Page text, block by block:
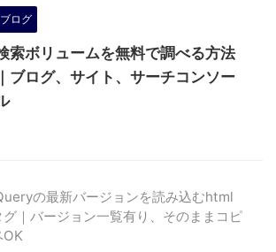
ブログ
索ボリュームを無料で調べる方法
｜ブログ、サイト、サーチコンソー
の最新バージョンを読み込むhtml
グ｜バージョン一覧有り、そのままコピ
OK